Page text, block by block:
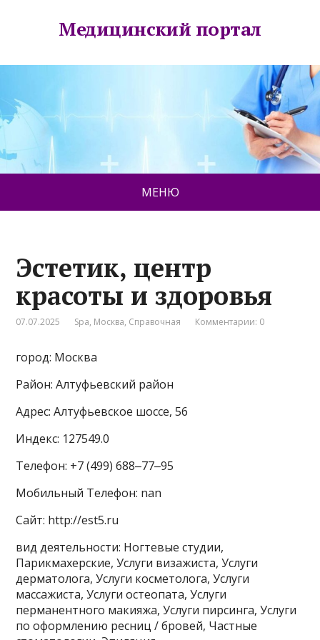
Медицинский портал
МЕНЮ
Эстетик, центр
красоты и здоровья
07.07.2025 Spa, Москва, Справочная Комментарии: 0
город: Москва
Район: Алтуфьевский район
Адрес: Алтуфьевское шоссе, 56
Индекс: 127549.0
Телефон: +7 (499) 688‒77‒95
Мобильный Телефон: nan
Сайт: http://est5.ru
вид деятельности: Ногтевые студии,
Парикмахерские, Услуги визажиста, Услуги
дерматолога, Услуги косметолога, Услуги
массажиста, Услуги остеопата, Услуги
перманентного макияжа, Услуги пирсинга, Услуги
по оформлению ресниц / бровей, Частные